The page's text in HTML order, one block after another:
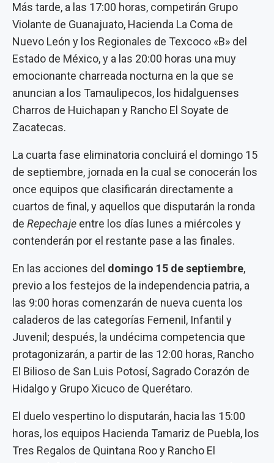
Más tarde, a las 17:00 horas, competirán Grupo
Violante de Guanajuato, Hacienda La Coma de
Nuevo León y los Regionales de Texcoco «B» del
Estado de México, y a las 20:00 horas una muy
emocionante charreada nocturna en la que se
anuncian a los Tamaulipecos, los hidalguenses
Charros de Huichapan y Rancho El Soyate de
Zacatecas.
La cuarta fase eliminatoria concluirá el domingo 15
de septiembre, jornada en la cual se conocerán los
once equipos que clasificarán directamente a
cuartos de final, y aquellos que disputarán la ronda
de Repechaje entre los días lunes a miércoles y
contenderán por el restante pase a las finales.
En las acciones del domingo 15 de septiembre,
previo a los festejos de la independencia patria, a
las 9:00 horas comenzarán de nueva cuenta los
caladeros de las categorías Femenil, Infantil y
Juvenil; después, la undécima competencia que
protagonizarán, a partir de las 12:00 horas, Rancho
El Bilioso de San Luis Potosí, Sagrado Corazón de
Hidalgo y Grupo Xicuco de Querétaro.
El duelo vespertino lo disputarán, hacia las 15:00
horas, los equipos Hacienda Tamariz de Puebla, los
Tres Regalos de Quintana Roo y Rancho El